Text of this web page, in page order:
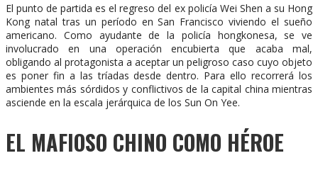
El punto de partida es el regreso del ex policía Wei Shen a su Hong
Kong natal tras un período en San Francisco viviendo el sueño
americano. Como ayudante de la policía hongkonesa, se ve
involucrado en una operación encubierta que acaba mal,
obligando al protagonista a aceptar un peligroso caso cuyo objeto
es poner fin a las tríadas desde dentro. Para ello recorrerá los
ambientes más sórdidos y conflictivos de la capital china mientras
asciende en la escala jerárquica de los Sun On Yee.
EL MAFIOSO CHINO COMO HÉROE